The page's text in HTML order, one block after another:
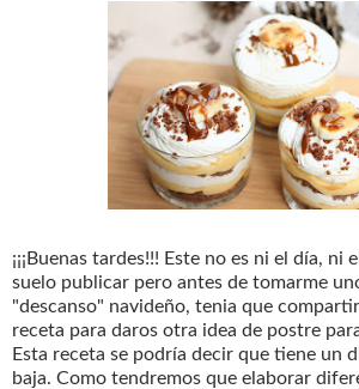
¡¡¡Buenas tardes!!! Este no es ni el día, ni
suelo publicar pero antes de tomarme
"descanso" navideño, tenia que
receta para daros otra idea de postre
Esta receta se podría decir que tiene un
baja. Como tendremos que elaborar